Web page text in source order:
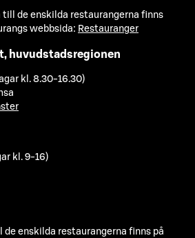
de enskilda restaurangerna finns
webbsida: Restauranger
huvudstadsregionen
kl. 8.30-16.30)
kl. 9-16)
de enskilda restaurangerna finns på